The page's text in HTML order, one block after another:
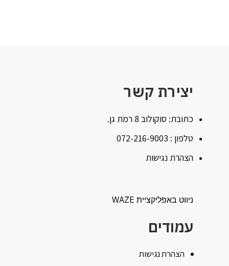
יצירת קשר
כתובת: סוקולוב 8 רמת גן.
טלפון : 072-216-9003
הצהרת נגישות
ניווט באפליקציית WAZE
עמודים
הצהרת נגישות